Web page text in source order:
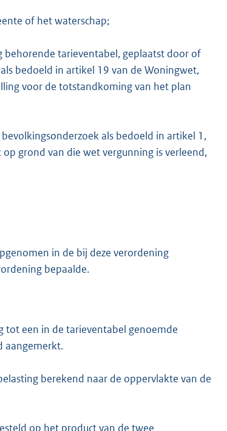
of het waterschap;
tarieventabel, geplaatst door of
bedoeld in artikel 19 van de Woningwet,
voor de totstandkoming van het plan
als bedoeld in artikel 1,
grond van die wet vergunning is verleend,
in de bij deze verordening
bepaalde.
tot een in de tarieventabel genoemde
aangemerkt.
berekend naar de oppervlakte van de
op het product van de twee